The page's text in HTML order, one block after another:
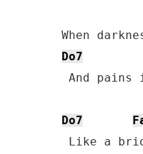
Do7
And
Do7
Like a